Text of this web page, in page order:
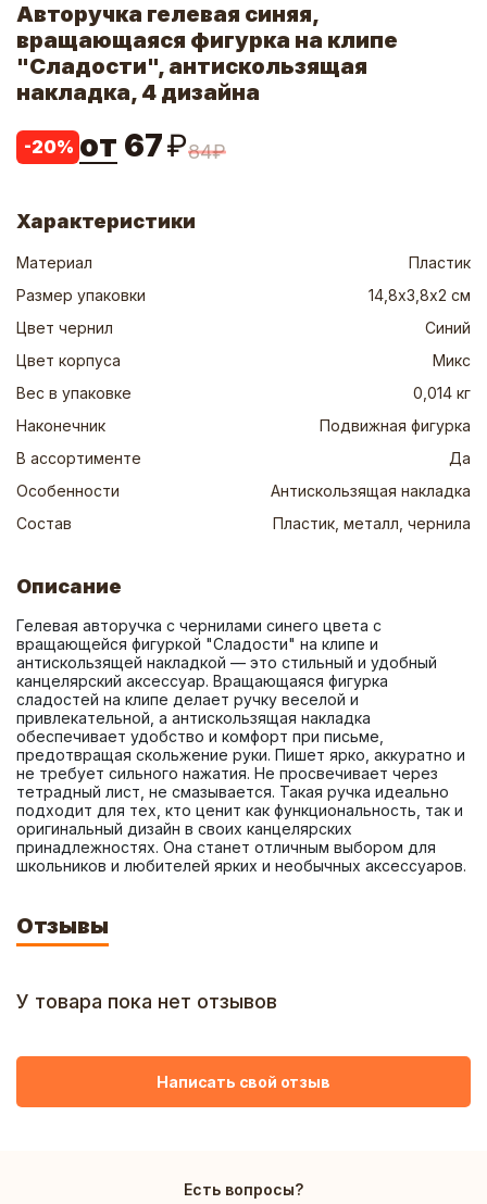
Авторучка гелевая синяя,
вращающаяся фигурка на клипе
"Сладости", антискользящая
накладка, 4 дизайна
-20% от 67₽84₽
Характеристики
Материал
Пластик
Размер упаковки
14,8х3,8х2 см
Цвет чернил
Синий
Цвет корпуса
Микс
Вес в упаковке
0,014 кг
Наконечник
Подвижная фигурка
В ассортименте
Да
Особенности
Антискользящая накладка
Состав
Пластик, металл, чернила
Описание
Гелевая авторучка с чернилами синего цвета с
вращающейся фигуркой "Сладости" на клипе и
антискользящей накладкой — это стильный и удобный
канцелярский аксессуар. Вращающаяся фигурка
сладостей на клипе делает ручку веселой и
привлекательной, а антискользящая накладка
обеспечивает удобство и комфорт при письме,
предотвращая скольжение руки. Пишет ярко, аккуратно и
не требует сильного нажатия. Не просвечивает через
тетрадный лист, не смазывается. Такая ручка идеально
подходит для тех, кто ценит как функциональность, так и
оригинальный дизайн в своих канцелярских
принадлежностях. Она станет отличным выбором для
школьников и любителей ярких и необычных аксессуаров.
Отзывы
У товара пока нет отзывов
Написать свой отзыв
Есть вопросы?